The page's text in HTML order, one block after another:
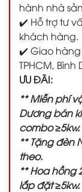
hành nhà
✔️ Hỗ trợ tư
khách hàng.
✔️ Giao hàng
TPHCM, Bình
ƯU ĐÃI:
** Miễn phí
Dương bán
combo ≥5kw.
** Tặng đèn
theo.
** Hoa hồng
lắp đặt ≥5kw.